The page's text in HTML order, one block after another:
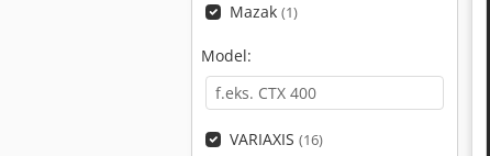
Mazak (1)
Model:
VARIAXIS (16)